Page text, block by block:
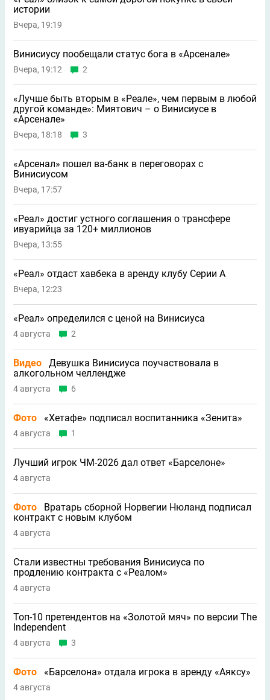
истории
Вчера, 19:19
Винисиусу пообещали статус бога в «Арсенале»
Вчера, 19:12 2
«Лучше быть вторым в «Реале», чем первым в любой
другой команде»: Миятович – о Винисиусе в
«Арсенале»
Вчера, 18:18 3
«Арсенал» пошел ва-банк в переговорах с
Винисиусом
Вчера, 17:57
«Реал» достиг устного соглашения о трансфере
ивуарийца за 120+ миллионов
Вчера, 13:55
«Реал» отдаст хавбека в аренду клубу Серии A
Вчера, 12:23
«Реал» определился с ценой на Винисиуса
4 августа 2
Видео
Девушка Винисиуса поучаствовала в
алкогольном челлендже
4 августа 6
Фото «Хетафе» подписал воспитанника «Зенита»
4 августа 1
Лучший игрок ЧМ-2026 дал ответ «Барселоне»
4 августа
Фото
Вратарь сборной Норвегии Нюланд подписал
контракт с новым клубом
4 августа
Стали известны требования Винисиуса по
продлению контракта с «Реалом»
4 августа
Топ-10 претендентов на «Золотой мяч» по версии The
Independent
4 августа 3
Фото «Барселона» отдала игрока в аренду «Аяксу»
4 августа